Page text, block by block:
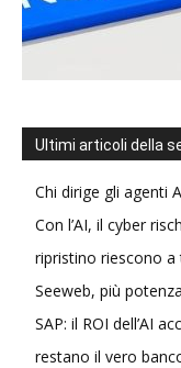
Ultimi articoli della
Chi dirige gli agenti
Con l’AI, il cyber
ripristino riescono a
Seeweb, più
SAP: il ROI dell’AI
restano il vero